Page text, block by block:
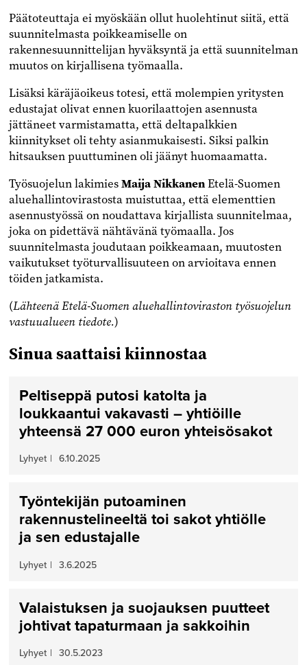
Päätoteuttaja ei myöskään ollut huolehtinut siitä, että
suunnitelmasta poikkeamiselle on
rakennesuunnittelijan hyväksyntä ja että suunnitelman
muutos on kirjallisena työmaalla.
Lisäksi käräjäoikeus totesi, että molempien yritysten
edustajat olivat ennen kuorilaattojen asennusta
jättäneet varmistamatta, että deltapalkkien
kiinnitykset oli tehty asianmukaisesti. Siksi palkin
hitsauksen puuttuminen oli jäänyt huomaamatta.
Työsuojelun lakimiesMaija NikkanenEtelä-Suomen
aluehallintovirastosta muistuttaa, että elementtien
asennustyössä on noudattava kirjallista suunnitelmaa,
joka on pidettävä nähtävänä työmaalla. Jos
suunnitelmasta joudutaan poikkeamaan, muutosten
vaikutukset työturvallisuuteen on arvioitava ennen
töiden jatkamista.
(Lähteenä Etelä-Suomen aluehallintoviraston työsuojelun
vastuualueen tiedote.)
Sinua saattaisi kiinnostaa
Peltiseppä putosi katolta ja
loukkaantui vakavasti – yhtiöille
yhteensä 27 000 euron yhteisösakot
Lyhyet | 6.10.2025
Työntekijän putoaminen
rakennustelineeltä toi sakot yhtiölle
ja sen edustajalle
Lyhyet | 3.6.2025
Valaistuksen ja suojauksen puutteet
johtivat tapaturmaan ja sakkoihin
Lyhyet | 30.5.2023